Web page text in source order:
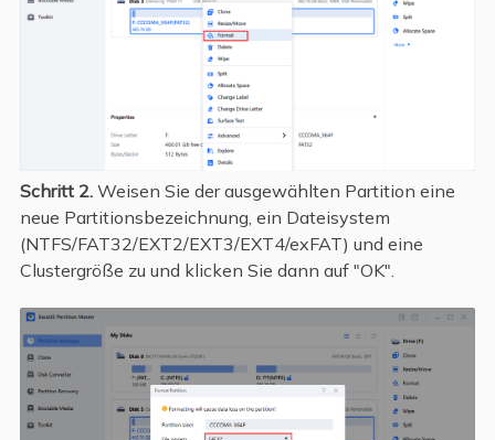
Schritt 2.Weisen Sie der ausgewählten Partition eine
neue Partitionsbezeichnung, ein Dateisystem
(NTFS/FAT32/EXT2/EXT3/EXT4/exFAT) und eine
Clustergröße zu und klicken Sie dann auf "OK".